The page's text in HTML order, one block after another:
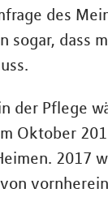
des
sogar, dass
der Pflege
Oktober
2017